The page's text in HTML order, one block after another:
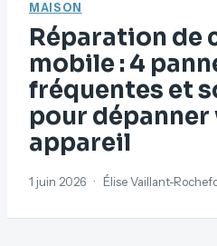
Déco
Immobilier
Jardinage
Maison
MAISON
Réparation de
mobile : 4
fréquentes et
pour
appareil
1 juin 2026 · Élise Vaillant-